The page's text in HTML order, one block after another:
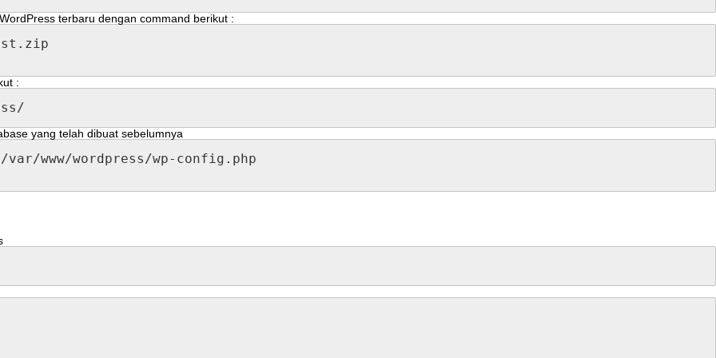
WordPress terbaru dengan command berikut :
. zip
:
/
yang telah dibuat sebelumnya
/var/www/wordpress/wp- config . php